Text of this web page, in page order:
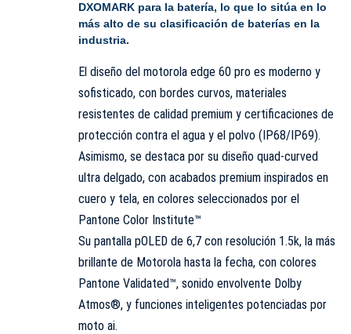
DXOMARK para la batería, lo que lo sitúa en lo
más alto de su clasificación de baterías en la
industria.
El diseño del motorola edge 60 pro es moderno y
sofisticado, con bordes curvos, materiales
resistentes de calidad premium y certificaciones de
protección contra el agua y el polvo (IP68/IP69).
Asimismo, se destaca por su diseño quad-curved
ultra delgado, con acabados premium inspirados en
cuero y tela, en colores seleccionados por el
Pantone Color Institute™
Su pantalla pOLED de 6,7 con resolución 1.5k, la más
brillante de Motorola hasta la fecha, con colores
Pantone Validated™, sonido envolvente Dolby
Atmos®, y funciones inteligentes potenciadas por
moto ai.